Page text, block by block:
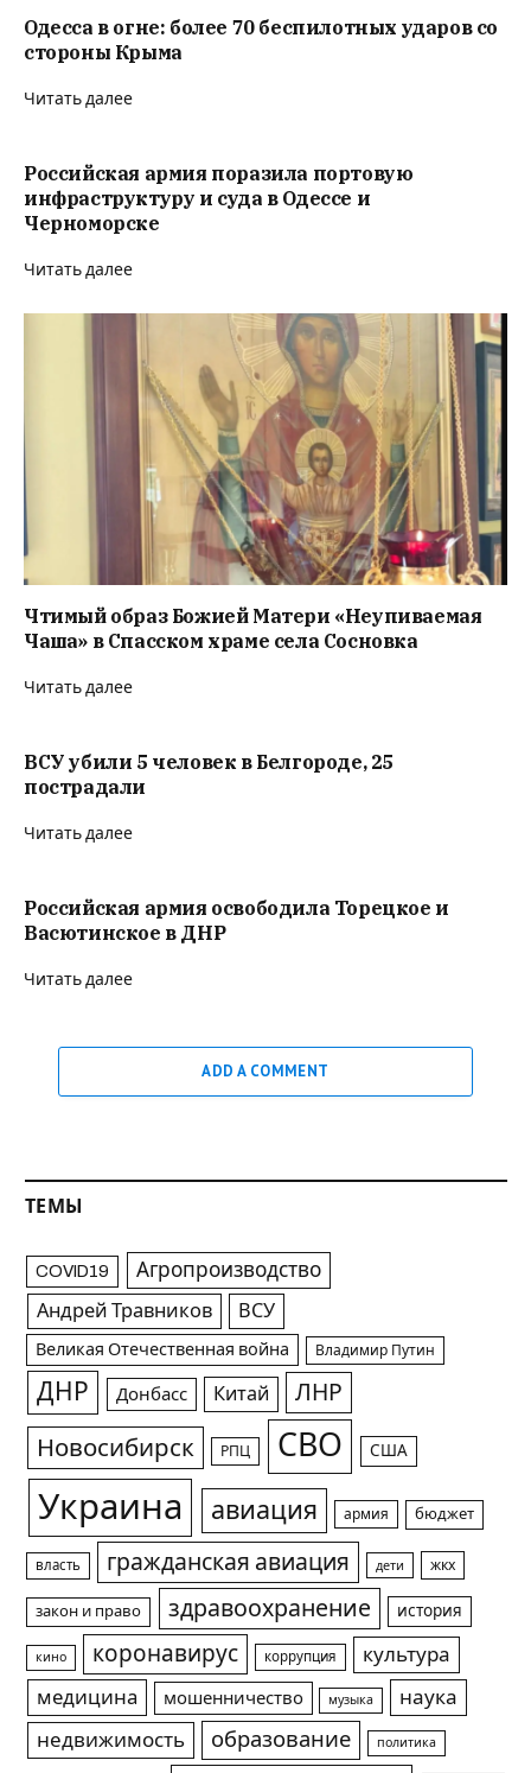
Одесса в огне: более 70 беспилотных ударов со
стороны Крыма
Читать далее
Российская армия поразила портовую
инфраструктуру и суда в Одессе и
Черноморске
Читать далее
Чтимый образ Божией Матери «Неупиваемая
Чаша» в Спасском храме села Сосновка
Читать далее
ВСУ убили 5 человек в Белгороде, 25
пострадали
Читать далее
Российская армия освободила Торецкое и
Васютинское в ДНР
Читать далее
ADD A COMMENT
ТЕМЫ
COVID19 Агропроизводство
Андрей Травников ВСУ
Великая Отечественная война Владимир Путин
ДНР Донбасс Китай ЛНР
Новосибирск РПЦ СВО США
Украина авиация армия бюджет
власть гражданская авиация дети жкх
закон и право здравоохранение история
кино коронавирус коррупция
культура
медицина
мошенничество музыка
наука
недвижимость
образование политика